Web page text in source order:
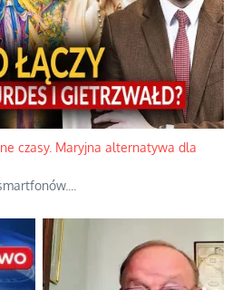
czasy. Maryjna alternatywa dla